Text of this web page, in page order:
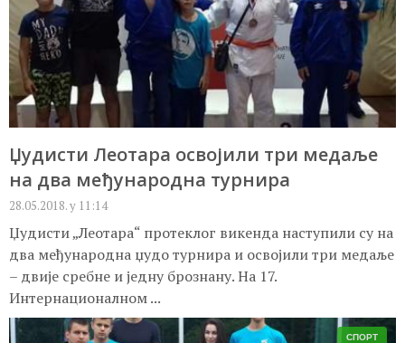
Џудисти Леотара освојили три медаље
на два међународна турнира
28.05.2018. у 11:14
Џудисти „Леотара“ протеклог викенда наступили су на
два међународна џудо турнира и освојили три медаље
– двије сребне и једну брознану. На 17.
Интернационалном ...
СПОРТ